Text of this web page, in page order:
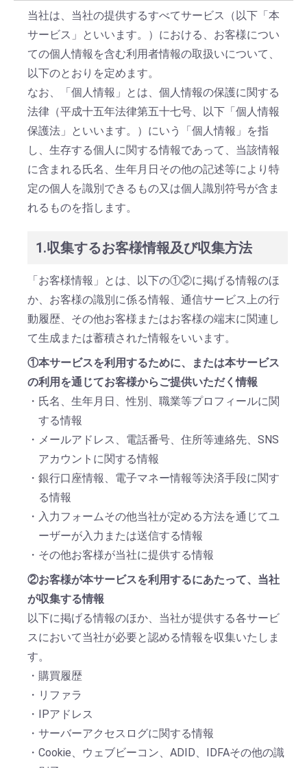
当社は、当社の提供するすべてサービス（以下「本
サービス」といいます。）における、お客様につい
ての個人情報を含む利用者情報の取扱いについて、
以下のとおりを定めます。
なお、「個人情報」とは、個人情報の保護に関する
法律（平成十五年法律第五十七号、以下「個人情報
保護法」といいます。）にいう「個人情報」を指
し、生存する個人に関する情報であって、当該情報
に含まれる氏名、生年月日その他の記述等により特
定の個人を識別できるもの又は個人識別符号が含ま
れるものを指します。
1.収集するお客様情報及び収集方法
「お客様情報」とは、以下の①②に掲げる情報のほ
か、お客様の識別に係る情報、通信サービス上の行
動履歴、その他お客様またはお客様の端末に関連し
て生成または蓄積された情報をいいます。
①本サービスを利用するために、または本サービス
の利用を通じてお客様からご提供いただく情報
・氏名、生年月日、性別、職業等プロフィールに関
する情報
・メールアドレス、電話番号、住所等連絡先、SNS
アカウントに関する情報
・銀行口座情報、電子マネー情報等決済手段に関す
る情報
・入力フォームその他当社が定める方法を通じてユ
ーザーが入力または送信する情報
・その他お客様が当社に提供する情報
②お客様が本サービスを利用するにあたって、当社
が収集する情報
以下に掲げる情報のほか、当社が提供する各サービ
スにおいて当社が必要と認める情報を収集いたしま
す。
・購買履歴
・リファラ
・IPアドレス
・サーバーアクセスログに関する情報
・Cookie、ウェブビーコン、ADID、IDFAその他の識